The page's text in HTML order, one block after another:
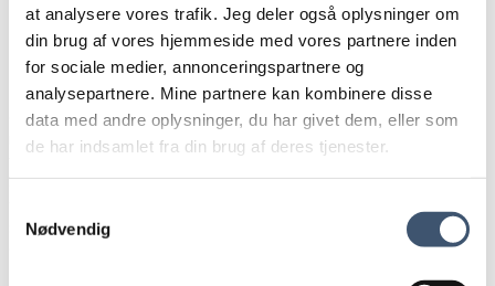
at analysere vores trafik. Jeg deler også oplysninger om
din brug af vores hjemmeside med vores partnere inden
for sociale medier, annonceringspartnere og
analysepartnere. Mine partnere kan kombinere disse
data med andre oplysninger, du har givet dem, eller som
de har indsamlet fra din brug af deres tjenester.
Nødvendig
Det Er Ikke Ulovligt At Have En Professionel
Mailsignatur
Hvis du arbejder med markedsføring, ved du sikkert, at det
er ulovligt at sende ”uanmodede elektroniske henvendelser
med henblik på markedsføring”. Dette er primært relevant i
forhold til e-mailmarkedsføring og er en af flere grunde til,
at så mange virksomheder gør det attraktivt at få læserne
sikrer de sig retten til at sende mails til dem fremover.